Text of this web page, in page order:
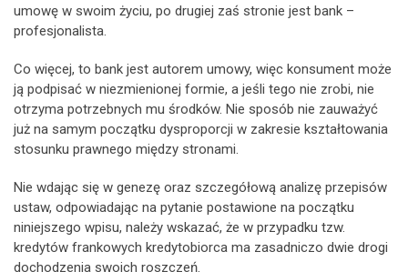
umowę w swoim życiu, po drugiej zaś stronie jest bank –
profesjonalista.
Co więcej, to bank jest autorem umowy, więc konsument może
ją podpisać w niezmienionej formie, a jeśli tego nie zrobi, nie
otrzyma potrzebnych mu środków. Nie sposób nie zauważyć
już na samym początku dysproporcji w zakresie kształtowania
stosunku prawnego między stronami.
Nie wdając się w genezę oraz szczegółową analizę przepisów
ustaw, odpowiadając na pytanie postawione na początku
niniejszego wpisu, należy wskazać, że w przypadku tzw.
kredytów frankowych kredytobiorca ma zasadniczo dwie drogi
dochodzenia swoich roszczeń.